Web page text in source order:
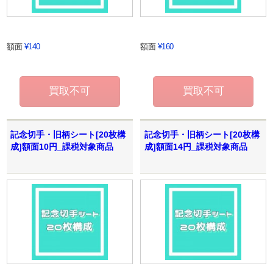
額面 ¥140 額面 ¥160
記念切手・旧柄シート[20枚構
成]額面10円_課税対象商品
記念切手・旧柄シート[20枚構
成]額面14円_課税対象商品